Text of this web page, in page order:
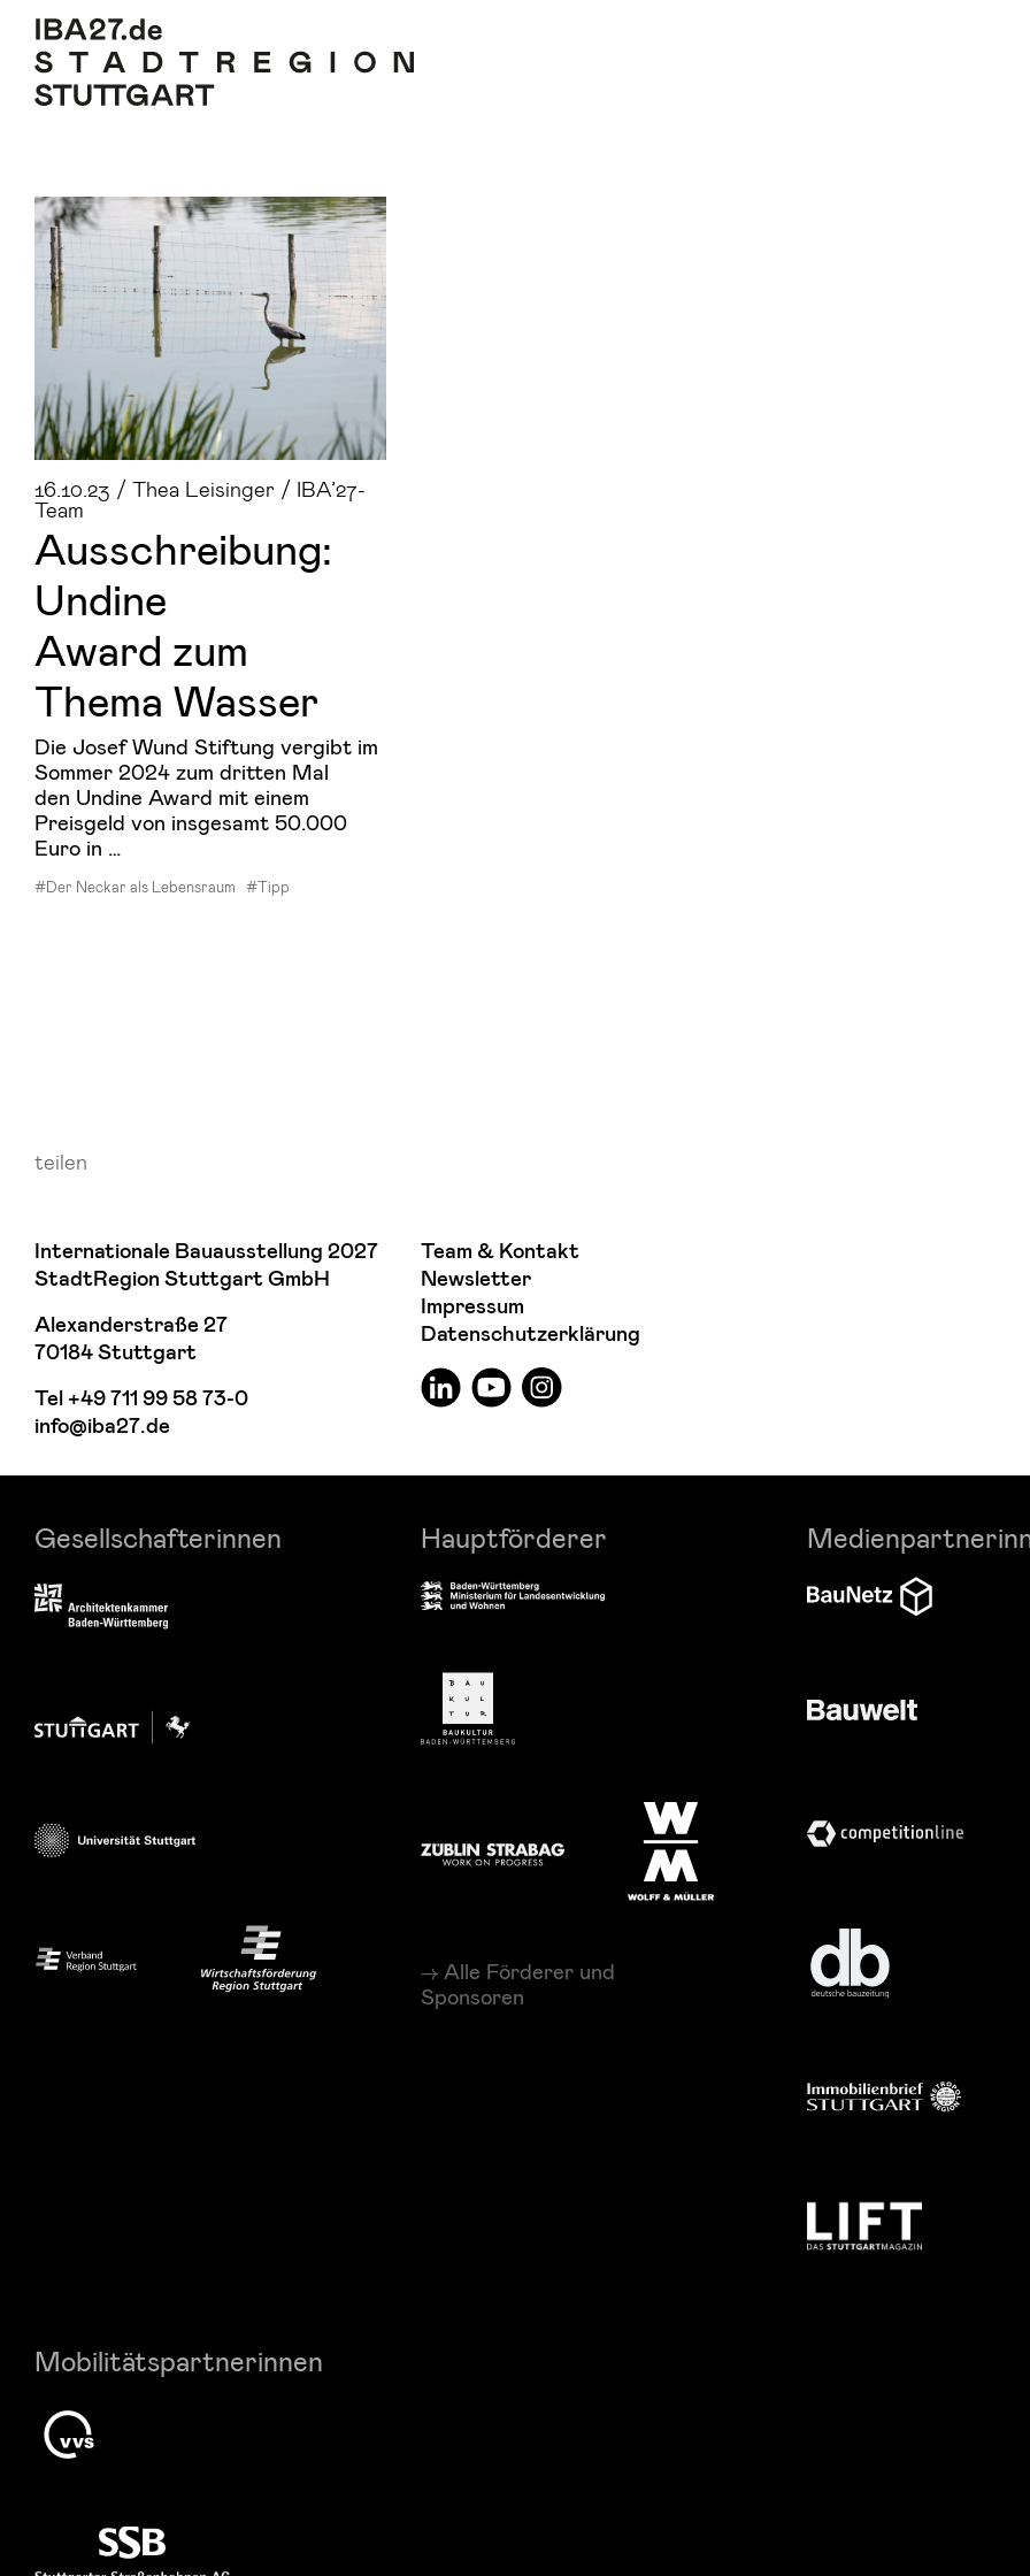
16.10.23 / Thea Leisinger / IBA’27-
Team
Aus­schrei­bung:
Un­di­ne
Award zum
Thema Was­ser
Die Josef Wund Stiftung vergibt im
Sommer 2024 zum dritten Mal
den Undine Award mit einem
Preisgeld von insgesamt 50.000
Euro in …
#Der Neckar als Lebensraum #Tipp
teilen
Internationale Bauausstellung 2027
StadtRegion Stuttgart GmbH
Alexanderstraße 27
70184 Stuttgart
Tel +49 711 99 58 73-0
info@iba27.de
Team & Kontakt
Newsletter
Impressum
Datenschutzerklärung
Gesellschafterinnen Hauptförderer
Alle Förderer und
Sponsoren
Mobilitätspartnerinnen